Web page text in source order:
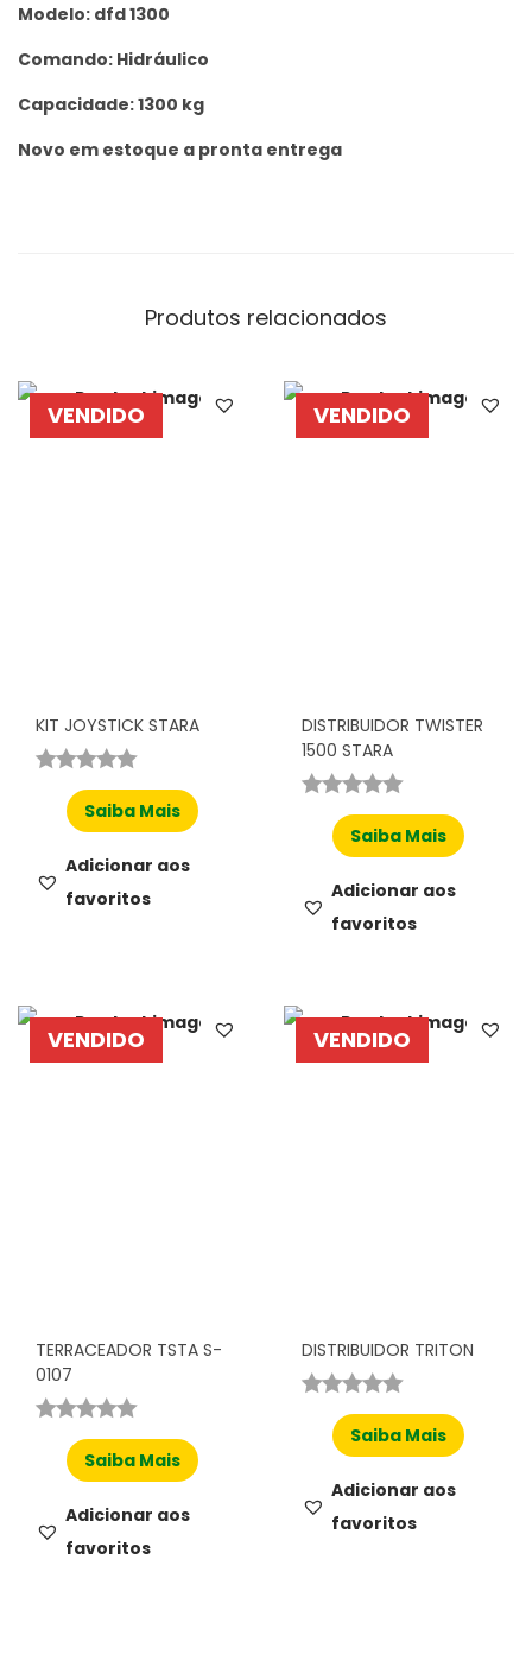
Modelo: dfd 1300
Comando: Hidráulico
Capacidade: 1300 kg
Novo em estoque a pronta entrega
Produtos relacionados
VENDIDO
KIT JOYSTICK STARA
Saiba Mais
Adicionar aos
favoritos
VENDIDO
DISTRIBUIDOR TWISTER
1500 STARA
Saiba Mais
Adicionar aos
favoritos
VENDIDO
TERRACEADOR TSTA S-
0107
Saiba Mais
Adicionar aos
favoritos
VENDIDO
DISTRIBUIDOR TRITON
Saiba Mais
Adicionar aos
favoritos